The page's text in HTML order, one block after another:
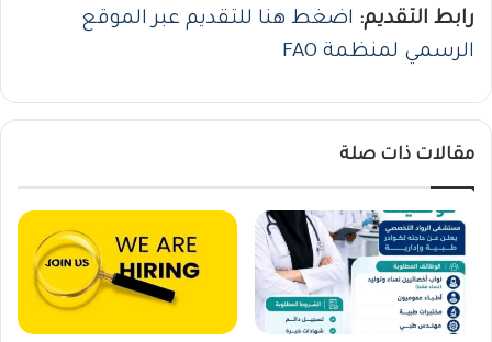
رابط التقديم: اضغط هنا للتقديم عبر الموقع
الرسمي لمنظمة FAO
مقالات ذات صلة